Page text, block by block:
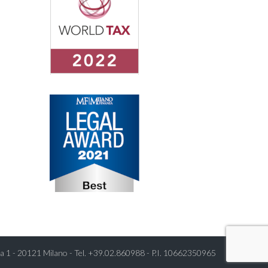
1 - 20121 Milano - Tel. +39.02.860988- P.I. 10662350965